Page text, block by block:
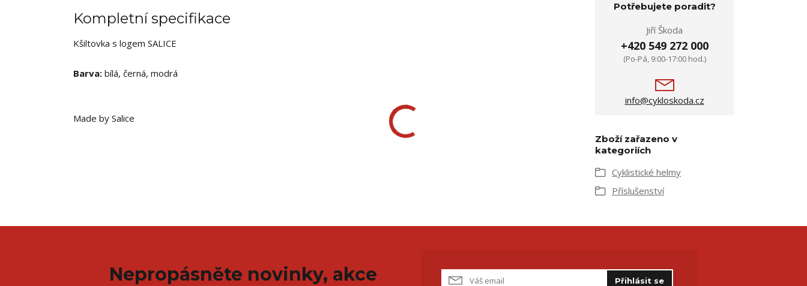
Kompletní specifikace
Kšiltovka s logem SALICE
Barva: bílá, černá, modrá
Made by Salice
Potřebujete poradit?
Jiří Škoda
+420 549 272 000
(Po-Pá, 9:00-17:00 hod.)
info@cykloskoda.cz
Zboží zařazeno v
kategoriích
Cyklistické helmy
Příslušenství
Nepropásněte novinky, akce
Přihlásit se